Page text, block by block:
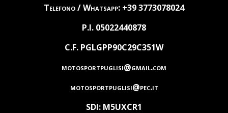
Telefono / Whatsapp: +39 3773078024
P.I. 05022440878
C.F. PGLGPP90C29C351W
motosportpuglisi@gmail.com
motosportpuglisi@pec.it
SDI: M5UXCR1